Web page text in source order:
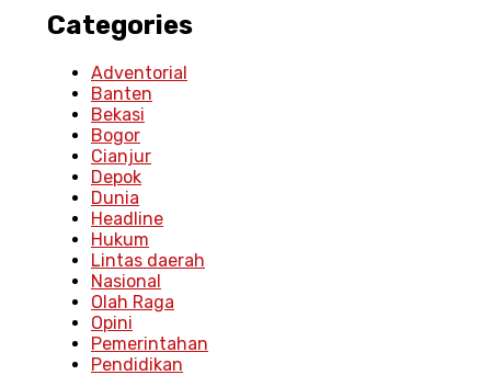
Categories
Adventorial
Banten
Bekasi
Bogor
Cianjur
Depok
Dunia
Headline
Hukum
Lintas daerah
Nasional
Olah Raga
Opini
Pemerintahan
Pendidikan